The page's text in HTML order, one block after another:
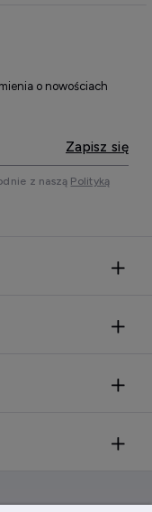
o nowościach
Zapisz się
z naszą Polityką